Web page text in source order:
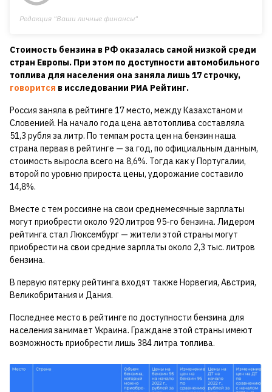
Редакция "Ваши личные финансы"
Стоимость бензина в РФ оказалась самой низкой среди
стран Европы. При этом по доступности автомобильного
топлива для населения она заняла лишь 17 строчку,
говорится в исследовании РИА Рейтинг.
Россия заняла в рейтинге 17 место, между Казахстаном и
Словенией. На начало года цена автотоплива составляла
51,3 рубля за литр. По темпам роста цен на бензин наша
страна первая в рейтинге — за год, по официальным данным,
стоимость выросла всего на 8,6%. Тогда как у Португалии,
второй по уровню прироста цены, удорожание составило
14,8%.
Вместе с тем россияне на свои среднемесячные зарплаты
могут приобрести около 920 литров 95-го бензина. Лидером
рейтинга стал Люксембург — жители этой страны могут
приобрести на свои средние зарплаты около 2,3 тыс. литров
бензина.
В первую пятерку рейтинга входят также Норвегия, Австрия,
Великобритания и Дания.
Последнее место в рейтинге по доступности бензина для
населения занимает Украина. Граждане этой страны имеют
возможность приобрести лишь 384 литра топлива.